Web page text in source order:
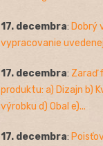
17. decembra: Dobrý
vypracovanie
17. decembra: Zaraď
produktu: a) Dizajn b)
výrobku d) Obal e)...
17. decembra: